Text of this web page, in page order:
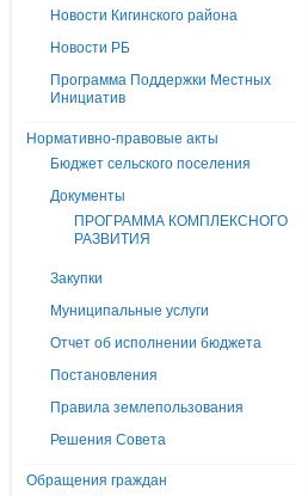
Новости Кигинского района
Новости РБ
Программа Поддержки Местных
Инициатив
Нормативно-правовые акты
Бюджет сельского поселения
Документы
ПРОГРАММА КОМПЛЕКСНОГО
РАЗВИТИЯ
Закупки
Муниципальные услуги
Отчет об исполнении бюджета
Постановления
Правила землепользования
Решения Совета
Обращения граждан